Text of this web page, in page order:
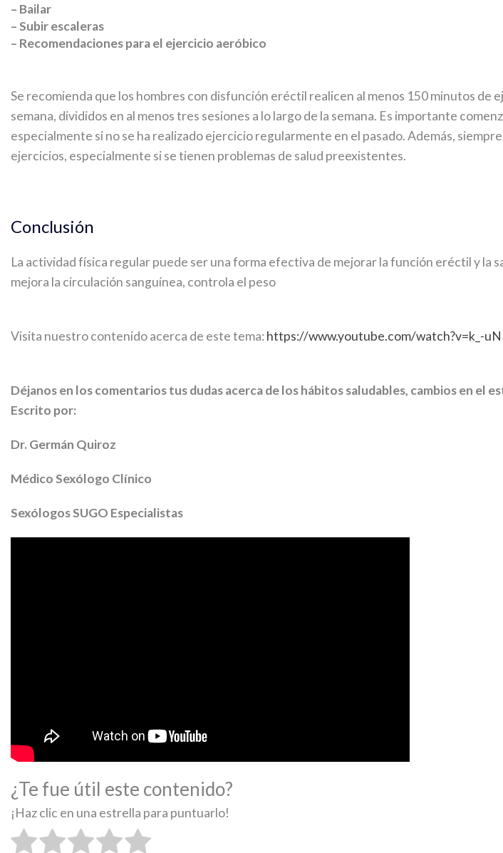
– Bailar
– Subir escaleras
– Recomendaciones para el ejercicio aeróbico
Se recomienda que los hombres con disfunción eréctil realicen al menos 150 minutos
semana, divididos en al menos tres sesiones a lo largo de la semana. Es importante
especialmente si no se ha realizado ejercicio regularmente en el pasado. Además,
ejercicios, especialmente si se tienen problemas de salud preexistentes.
Conclusión
La actividad física regular puede ser una forma efectiva de mejorar la función eréctil y la
mejora la circulación sanguínea, controla el peso
Visita nuestro contenido acerca de este tema: https://www.youtube.com/watch?v=k_-
Déjanos en los comentarios tus dudas acerca de los hábitos saludables, cambios en el
Escrito por:
Dr. Germán Quiroz
Médico Sexólogo Clínico
Sexólogos SUGO Especialistas
¿Te fue útil este contenido?
¡Haz clic en una estrella para puntuarlo!